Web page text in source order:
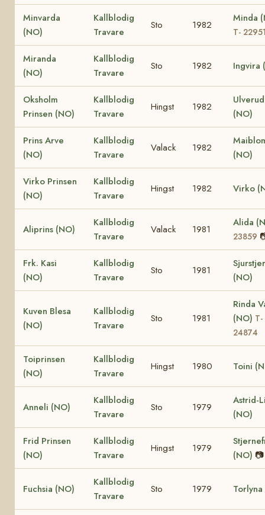
Minvarda
(NO)
Kallblodig
Travare
Sto 1982
Minda
T-
Miranda
(NO)
Kallblodig
Travare
Sto 1982 Ingvira
Oksholm
Prinsen (NO)
Kallblodig
Travare
Hingst 1982
(NO)
Prins Arve
(NO)
Kallblodig
Travare
Valack 1982
(NO)
Virko Prinsen
(NO)
Kallblodig
Travare
Hingst 1982 Virko
Aliprins (NO)
Kallblodig
Travare
Valack 1981
Alida
23859
Frk. Kasi
(NO)
Kallblodig
Travare
Sto 1981
(NO)
Kuven Blesa
(NO)
Kallblodig
Travare
Sto 1981
Rinda
(NO) T-
24874
Toiprinsen
(NO)
Kallblodig
Travare
Hingst 1980 Toini
Anneli (NO)
Kallblodig
Travare
Sto 1979
Astrid-
(NO)
Frid Prinsen
(NO)
Kallblodig
Travare
Hingst 1979
(NO) 📷
Fuchsia (NO)
Kallblodig
Travare
Sto 1979